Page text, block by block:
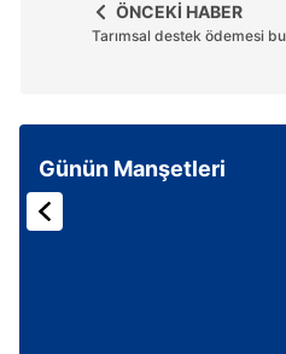
ÖNCEKİ HABER
Tarımsal destek ödemesi
Günün Manşetleri